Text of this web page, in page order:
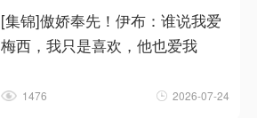
[集锦]傲娇奉先！伊布：谁说我爱
梅西，我只是喜欢，他也爱我
1476 2026-07-24